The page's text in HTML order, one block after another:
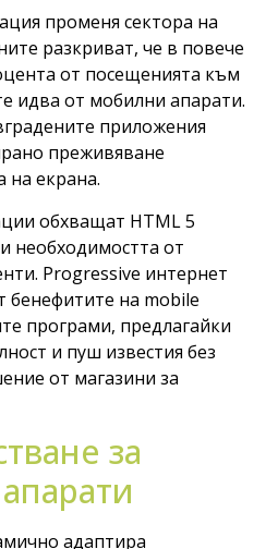
променя сектора на
разкриват, че в повече
от посещенията към
идва от мобилни апарати.
приложения
преживяване
на екрана.
обхващат HTML 5
необходимостта от
Progressive интернет
на mobile
програми, предлагайки
и пуш известия без
от магазини за
за
адаптира